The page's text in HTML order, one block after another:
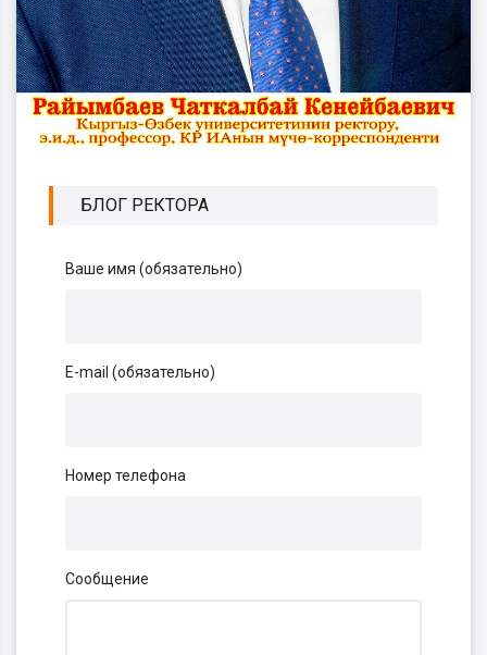
БЛОГ РЕКТОРА
Ваше имя (обязательно)
E-mail (обязательно)
Номер телефона
Сообщение